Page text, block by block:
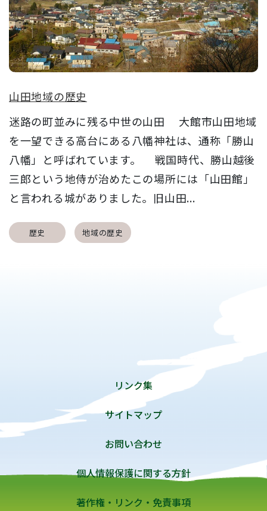
山田地域の歴史
迷路の町並みに残る中世の山田 大館市山田地域
を一望できる高台にある八幡神社は、通称「勝山
八幡」と呼ばれています。 戦国時代、勝山越後
三郎という地侍が治めたこの場所には「山田館」
と言われる城がありました。旧山田...
歴史 地域の歴史
リンク集
サイトマップ
お問い合わせ
個人情報保護に関する方針
著作権・リンク・免責事項